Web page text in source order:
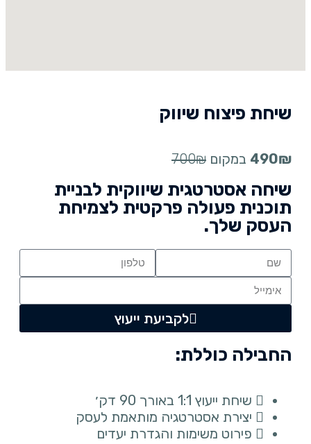
שיחת פיצוח שיווק
490₪ במקום 700₪
שיחה אסטרטגית שיווקית לבניית
תוכנית פעולה פרקטית לצמיחת
העסק שלך.
לקביעת ייעוץ
החבילה כוללת:
שיחת ייעוץ 1:1 באורך 90 דק׳
יצירת אסטרטגיה מותאמת לעסק
פירוט משימות והגדרת יעדים